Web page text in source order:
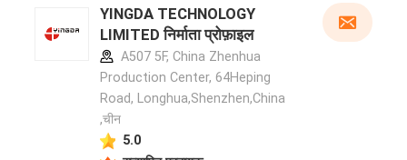
YINGDA TECHNOLOGY
LIMITED निर्माता प्रोफ़ाइल
A507 5F, China Zhenhua
Production Center, 64Heping
Road, Longhua,Shenzhen,China
,चीन
5.0